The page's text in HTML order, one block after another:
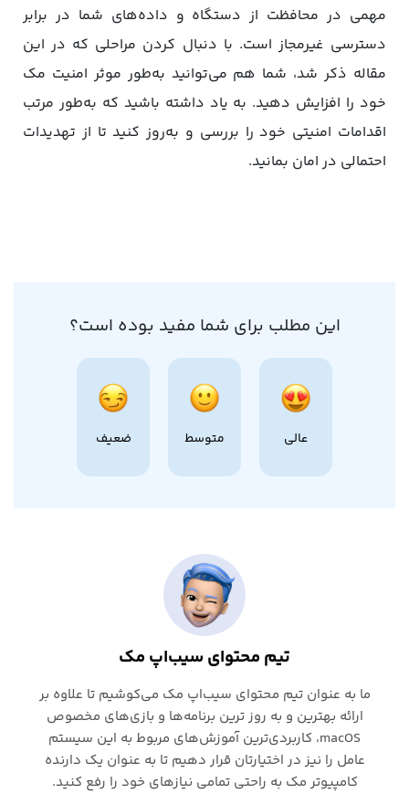
مهمی در محافظت از دستگاه و داده‌های شما در برابر
دسترسی غیرمجاز است. با دنبال کردن مراحلی که در این
مقاله ذکر شد، شما هم می‌توانید به‌طور موثر امنیت مک
خود را افزایش دهید. به یاد داشته باشید که به‌طور مرتب
اقدامات امنیتی خود را بررسی و به‌روز کنید تا از تهدیدات
احتمالی در امان بمانید.
این مطلب برای شما مفید بوده است؟
عالی متوسط ضعیف
تیم محتوای سیب‌اپ مک
ما به عنوان تیم محتوای سیب‌اپ مک می‌کوشیم تا علاوه بر
ارائه بهترین و به روز ترین برنامه‌ها و بازی‌های مخصوص
macOS، کاربردی‌ترین آموزش‌های مربوط به این سیستم
عامل را نیز در اختیارتان قرار دهیم تا به عنوان یک دارنده
کامپیوتر مک به راحتی تمامی نیازهای خود را رفع کنید.